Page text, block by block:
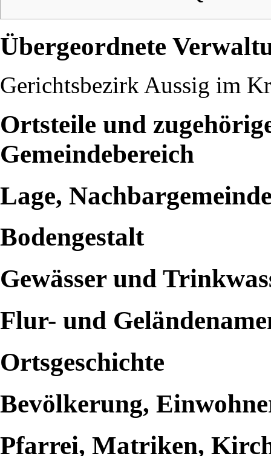
Übergeordnete
Gerichtsbezirk Aussig im
Ortsteile und
Gemeindebereich
Lage,
Bodengestalt
Gewässer und
Flur- und
Ortsgeschichte
Bevölkerung,
Pfarrei, Matriken,